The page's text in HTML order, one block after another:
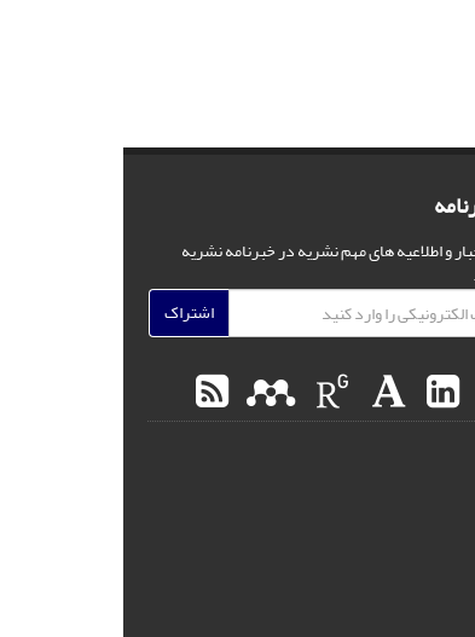
و اطلاعیه های مهم نشریه در خبرنامه نشریه
اشتراک